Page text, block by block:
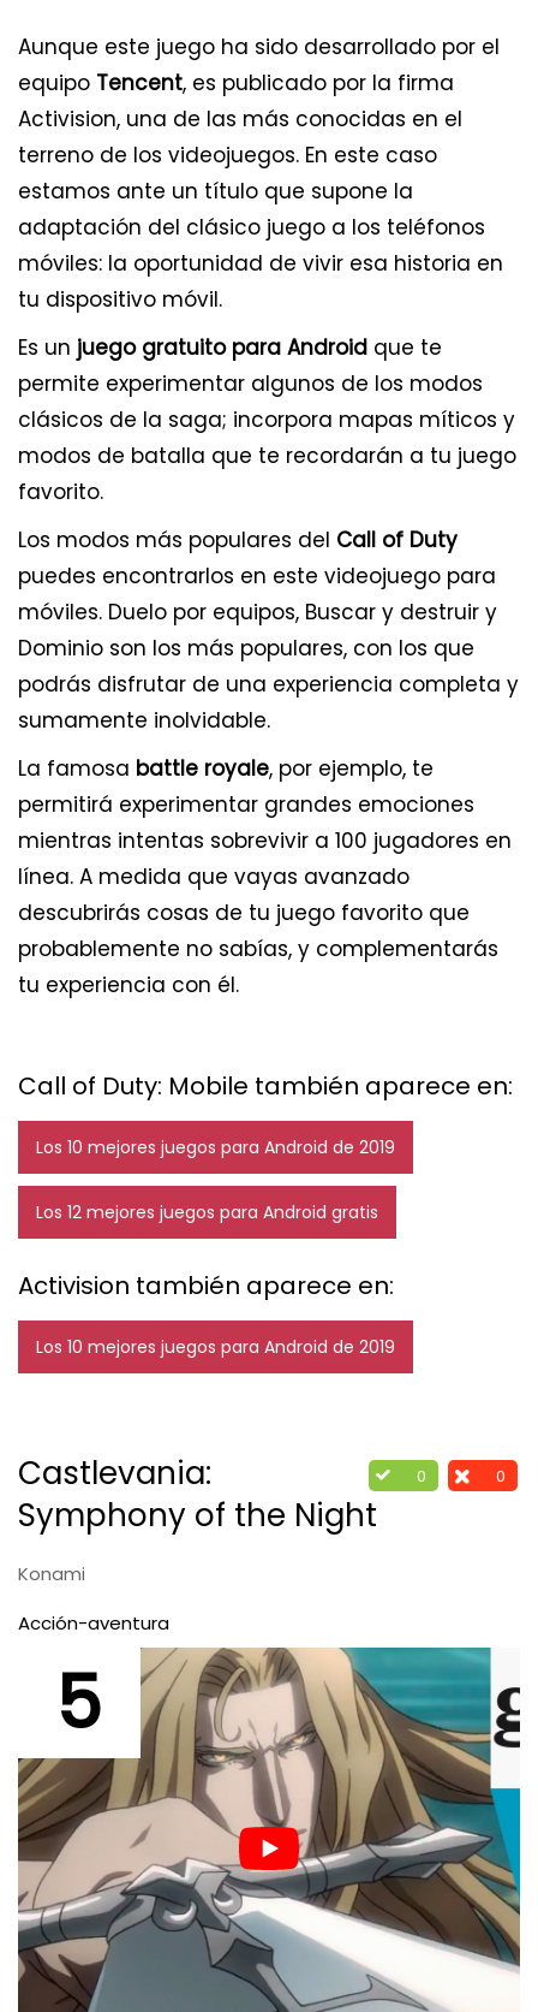
Aunque este juego ha sido desarrollado por el
equipo Tencent, es publicado por la firma
Activision, una de las más conocidas en el
terreno de los videojuegos. En este caso
estamos ante un título que supone la
adaptación del clásico juego a los teléfonos
móviles: la oportunidad de vivir esa historia en
tu dispositivo móvil.
Es un juego gratuito para Android que te
permite experimentar algunos de los modos
clásicos de la saga; incorpora mapas míticos y
modos de batalla que te recordarán a tu juego
favorito.
Los modos más populares del Call of Duty
puedes encontrarlos en este videojuego para
móviles. Duelo por equipos, Buscar y destruir y
Dominio son los más populares, con los que
podrás disfrutar de una experiencia completa y
sumamente inolvidable.
La famosa battle royale, por ejemplo, te
permitirá experimentar grandes emociones
mientras intentas sobrevivir a 100 jugadores en
línea. A medida que vayas avanzado
descubrirás cosas de tu juego favorito que
probablemente no sabías, y complementarás
tu experiencia con él.
Call of Duty: Mobile también aparece en:
Los 10 mejores juegos para Android de 2019
Los 12 mejores juegos para Android gratis
Activision también aparece en:
Los 10 mejores juegos para Android de 2019
0 0
Castlevania:
Symphony of the Night
Konami
Acción-aventura
5